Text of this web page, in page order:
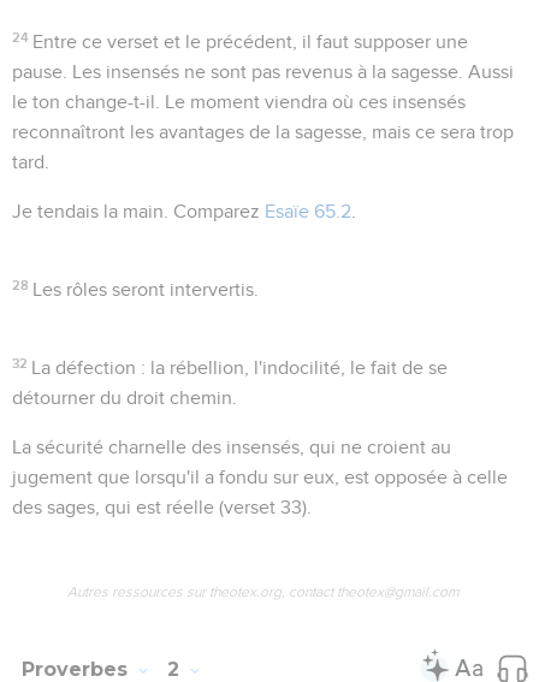
24 Entre ce verset et le précédent, il faut supposer une
pause. Les insensés ne sont pas revenus à la sagesse. Aussi
le ton change-t-il. Le moment viendra où ces insensés
reconnaîtront les avantages de la sagesse, mais ce sera trop
tard.
Je tendais la main . Comparez Esaïe 65.2
28 Les rôles seront intervertis.
32 La défection : la rébellion, l'indocilité, le fait de se
détourner du droit chemin.
La sécurité charnelle des insensés, qui ne croient au
jugement que lorsqu'il a fondu sur eux, est opposée à celle
des sages, qui est réelle (verset 33).
Autres ressources sur theotex.org, contact theotex@gmail.com
Proverbes 2